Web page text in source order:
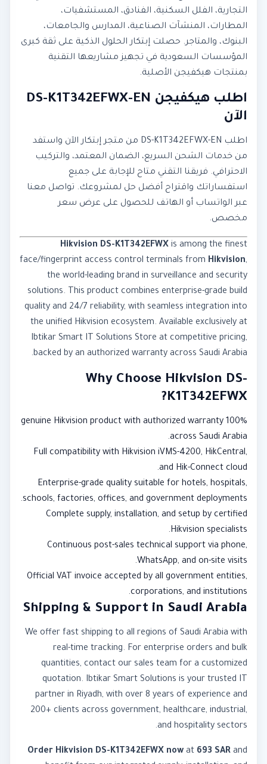
التجارية، الفلل السكنية، الفنادق، المستشفيات،
المطارات، المنشآت الصناعية، المدارس والجامعات،
البنوك، والمتاجر. حصلت إبتكار الحلول الذكية على ثقة كبرى
المؤسسات السعودية في تجهيز مشاريعها التقنية
بمنتجات هيكفيجن الأصلية.
اطلب هيكفيجن DS-K1T342EFWX-EN
الآن
اطلب DS-K1T342EFWX-EN من متجر إبتكار الآن واستفد
من خدمات الشحن السريع، الضمان المعتمد، والتركيب
الاحترافي. فريقنا التقني متاح للإجابة على جميع
استفساراتك واقتراح أفضل حل لمشروعك. تواصل معنا
عبر الواتساب أو الهاتف للحصول على عرض سعر
مخصص.
Hikvision DS-K1T342EFWX is among the finest
face/fingerprint access control terminals from Hikvision,
the world-leading brand in surveillance and security
solutions. This product combines enterprise-grade build
quality and 24/7 reliability, with seamless integration into
the unified Hikvision ecosystem. Available exclusively at
Ibtikar Smart IT Solutions Store at competitive pricing,
backed by an authorized warranty across Saudi Arabia.
Why Choose Hikvision DS-
K1T342EFWX?
100% genuine Hikvision product with authorized warranty
across Saudi Arabia.
Full compatibility with Hikvision iVMS-4200, HikCentral,
and Hik-Connect cloud.
Enterprise-grade quality suitable for hotels, hospitals,
schools, factories, offices, and government deployments.
Complete supply, installation, and setup by certified
Hikvision specialists.
Continuous post-sales technical support via phone,
WhatsApp, and on-site visits.
Official VAT invoice accepted by all government entities,
corporations, and institutions.
Shipping & Support in Saudi Arabia
We offer fast shipping to all regions of Saudi Arabia with
real-time tracking. For enterprise orders and bulk
quantities, contact our sales team for a customized
quotation. Ibtikar Smart Solutions is your trusted IT
partner in Riyadh, with over 8 years of experience and
200+ clients across government, healthcare, industrial,
and hospitality sectors.
Order Hikvision DS-K1T342EFWX now at 693 SAR and